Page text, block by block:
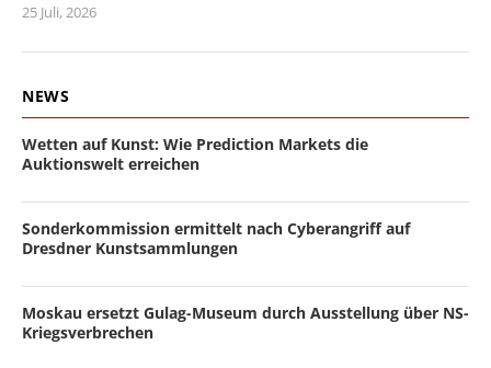
25 Juli, 2026
NEWS
Wetten auf Kunst: Wie Prediction Markets die
Auktionswelt erreichen
Sonderkommission ermittelt nach Cyberangriff auf
Dresdner Kunstsammlungen
Moskau ersetzt Gulag-Museum durch Ausstellung über NS-
Kriegsverbrechen